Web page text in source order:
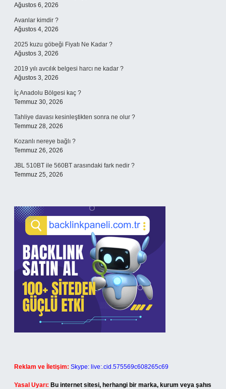
Ağustos 6, 2026
Avanlar kimdir ?
Ağustos 4, 2026
2025 kuzu göbeği Fiyatı Ne Kadar ?
Ağustos 3, 2026
2019 yılı avcılık belgesi harcı ne kadar ?
Ağustos 3, 2026
İç Anadolu Bölgesi kaç ?
Temmuz 30, 2026
Tahliye davası kesinleştikten sonra ne olur ?
Temmuz 28, 2026
Kozanlı nereye bağlı ?
Temmuz 26, 2026
JBL 510BT ile 560BT arasındaki fark nedir ?
Temmuz 25, 2026
Reklam ve İletişim: Skype: live:.cid.575569c608265c69
Yasal Uyarı: Bu internet sitesi, herhangi bir marka, kurum veya şahıs